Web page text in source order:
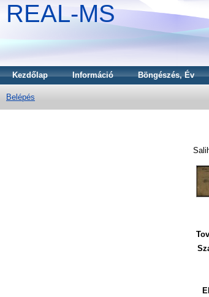
REAL-MS
Kezdőlap Információ Böngészés, Év
Belépés